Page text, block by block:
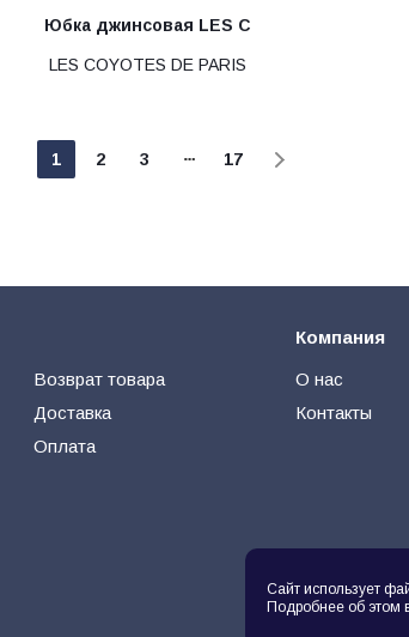
Юбка джинсовая LES C
LES COYOTES DE PARIS
1 2 3 17
Возврат товара
Доставка
Оплата
Компания
О нас
Контакты
Сайт использует
Подробнее об этом